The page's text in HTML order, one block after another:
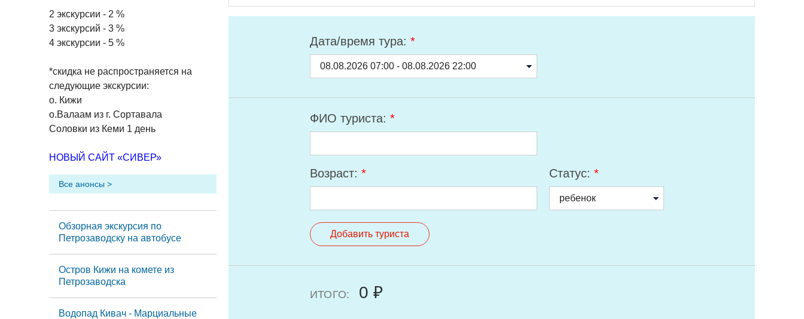
2 экскурсии - 2 %
3 экскурсий - 3 %
4 экскурсии - 5 %
*скидка не распространяется на
следующие экскурсии:
о. Кижи
о.Валаам из г. Сортавала
Соловки из Кеми 1 день
НОВЫЙ САЙТ «СИВЕР»
Все анонсы >
Обзорная экскурсия по
Петрозаводску на автобусе
Остров Кижи на комете из
Петрозаводска
Водопад Кивач - Марциальные
Дата/время тура: *
ФИО туриста: *
Возраст: * Статус: *
Добавить туриста
ИТОГО: 0 ₽